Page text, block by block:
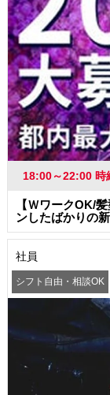
18:00～22:00
【ＷワークOK/
ンしたばかりの
社員
シフト自由・相談OK